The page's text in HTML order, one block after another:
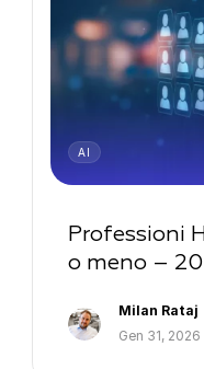
AI
Professioni
o meno –
Milan Rataj
Gen 31, 2026